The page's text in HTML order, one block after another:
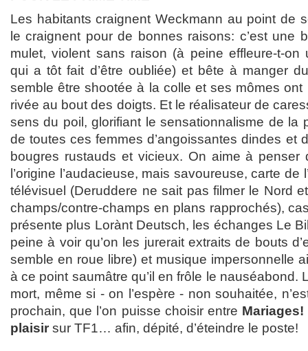
Les habitants craignent Weckmann au point de
le craignent pour de bonnes raisons: c’est une
mulet, violent sans raison (à peine effleure-t-on
qui a tôt fait d’être oubliée) et bête à manger
semble être shootée à la colle et ses mômes
rivée au bout des doigts. Et le réalisateur de
sens du poil, glorifiant le sensationnalisme de la
de toutes ces femmes d’angoissantes dindes et
bougres rustauds et vicieux. On aime à
l’origine l’audacieuse, mais savoureuse, carte de
télévisuel (Deruddere ne sait pas filmer le Nord
champs/contre-champs en plans rapprochés),
présente plus Lorànt Deutsch, les échanges Le
peine à voir qu’on les jurerait extraits de bouts
semble en roue libre) et musique impersonnelle
à ce point saumâtre qu’il en frôle le nauséabond.
mort, même si - on l’espère - non souhaitée,
prochain, que l’on puisse choisir entre Mariages!
plaisir sur TF1… afin, dépité, d’éteindre le poste!